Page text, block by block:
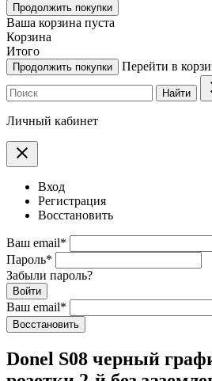
Продолжить покупки
Ваша корзина пуста
Корзина
Итого
Продолжить покупки Перейти в
Найти
Личный кабинет
clear
Вход
Регистрация
Восстановить
Ваш email*
Пароль*
Забыли пароль?
Войти
Ваш email*
Воcстановить
Donel S08 черный